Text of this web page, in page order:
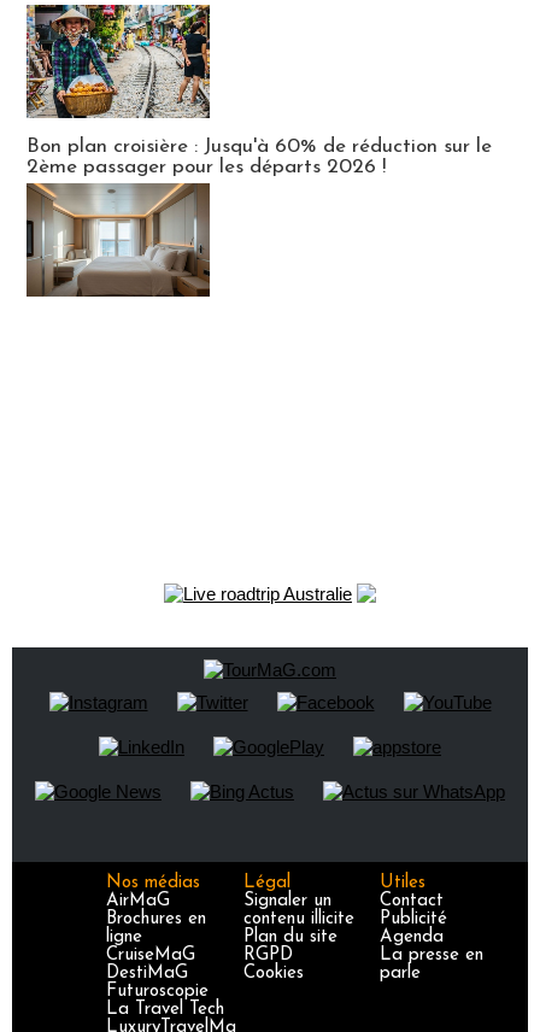
Bon plan croisière : Jusqu'à 60% de réduction sur le
2ème passager pour les départs 2026 !
Nos médias
AirMaG
Brochures en
ligne
CruiseMaG
DestiMaG
Futuroscopie
La Travel Tech
LuxuryTravelMa
Légal
Signaler un
contenu illicite
Plan du site
RGPD
Cookies
Utiles
Contact
Publicité
Agenda
La presse en
parle